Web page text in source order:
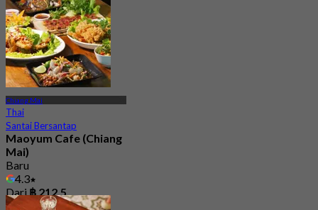
Chiang Mai
Thai
Santai Bersantap
Maoyum Cafe (Chiang
Mai)
Baru
4.3
Dari ฿ 212.5